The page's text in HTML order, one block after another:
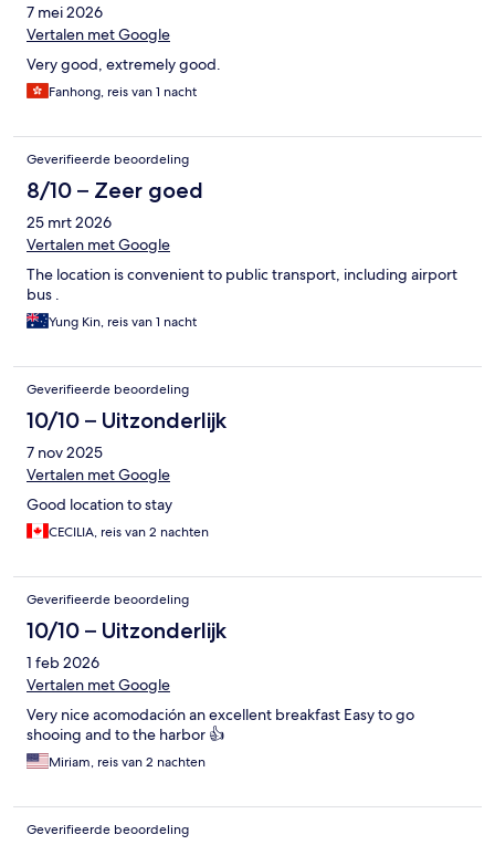
7 mei 2026
Vertalen met Google
Very good, extremely good.
Fanhong, reis van 1 nacht
Geverifieerde beoordeling
8/10 – Zeer goed
25 mrt 2026
Vertalen met Google
The location is convenient to public transport, including airport
bus .
Yung Kin, reis van 1 nacht
Geverifieerde beoordeling
10/10 – Uitzonderlijk
7 nov 2025
Vertalen met Google
Good location to stay
CECILIA, reis van 2 nachten
Geverifieerde beoordeling
10/10 – Uitzonderlijk
1 feb 2026
Vertalen met Google
Very nice acomodación an excellent breakfast Easy to go
shooing and to the harbor 👍
Miriam, reis van 2 nachten
Geverifieerde beoordeling